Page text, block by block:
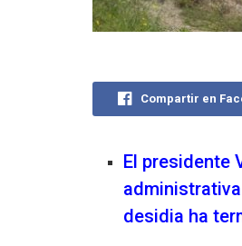
Compartir en
El presidente
desidia ha